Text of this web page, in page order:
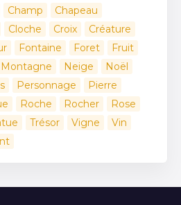
Champ
Chapeau
Cloche Croix
Créature
Fontaine Foret
Fruit
Montagne Neige
Noël
Personnage
Pierre
Roche Rocher
Rose
Trésor Vigne
Vin